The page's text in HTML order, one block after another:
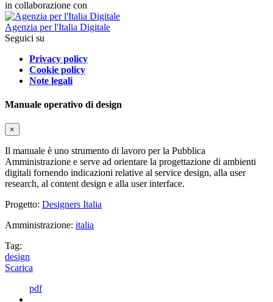
in collaborazione con
Agenzia per l'Italia Digitale
Seguici su
Privacy policy
Cookie policy
Note legali
Manuale operativo di design
×
Il manuale è uno strumento di lavoro per la Pubblica
Amministrazione e serve ad orientare la progettazione di ambienti
digitali fornendo indicazioni relative al service design, alla user
research, al content design e alla user interface.
Progetto: Designers Italia
Amministrazione: italia
Tag:
design
Scarica
pdf